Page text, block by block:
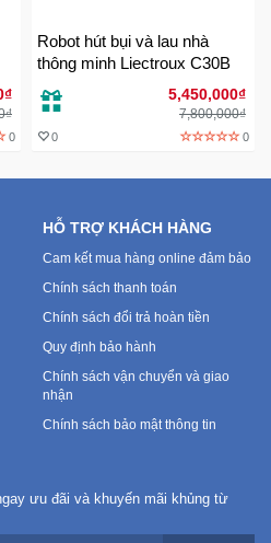
0
Robot hút bụi và lau nhà
thông minh Liectroux C30B
5,450,000₫
7,800,000₫
0 0
HỖ TRỢ KHÁCH HÀNG
Cam kết mua hàng online đảm bảo
Chính sách thanh toán
Chính sách đổi trả hoàn tiền
Quy định bảo hành
Chính sách vận chuyển và giao
nhận
Chính sách bảo mật thông tin
ưu đãi và khuyến mãi khủng từ